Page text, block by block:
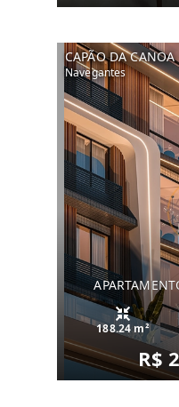
CAPÃO DA CANOA
Navegantes
188.24 m²
R$